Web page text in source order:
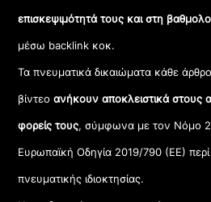
επισκεψιμότητά τους και στη
μέσω backlink κοκ.
Τα πνευματικά δικαιώματα κάθε
βίντεοανήκουν αποκλειστικά στους
φορείς τους, σύμφωνα με τον Νόμο
Ευρωπαϊκή Οδηγία 2019/790 (ΕΕ) περί
πνευματικής ιδιοκτησίας.